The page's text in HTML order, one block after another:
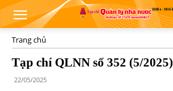
Trang chủ
Tạp chí QLNN số 352 (5/2025)
22/05/2025